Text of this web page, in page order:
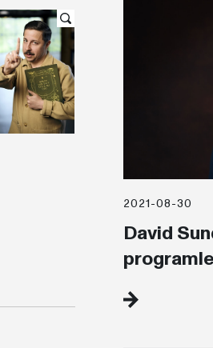
2021-08-30
David